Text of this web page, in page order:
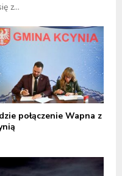
z...
połączenie Wapna z